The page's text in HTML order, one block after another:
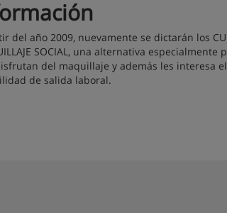
del año 2009, nuevamente se dictarán los
SOCIAL, una alternativa especialmente
del maquillaje y además les interesa
de salida laboral.